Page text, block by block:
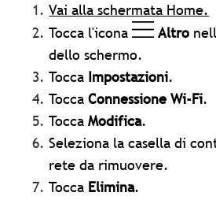
Vai alla schermata Home.
Tocca l'icona
Altro
dello schermo.
Tocca Impostazioni.
ToccaConnessione Wi-Fi.
ToccaModifica.
Seleziona la casella di
rete da rimuovere.
Tocca Elimina.